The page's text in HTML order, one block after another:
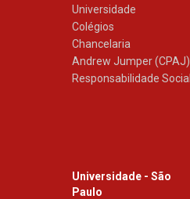
Universidade
Colégios
Chancelaria
Andrew Jumper (CPAJ)
Responsabilidade Social
Universidade - São
Paulo